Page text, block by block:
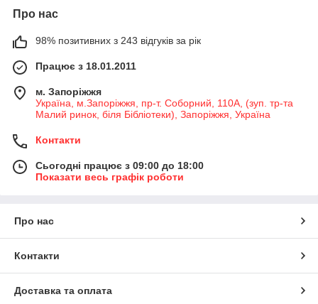
Про нас
98% позитивних з 243 відгуків за рік
Працює з 18.01.2011
м. Запоріжжя
Україна, м.Запоріжжя, пр-т. Соборний, 110А, (зуп. тр-та
Малий ринок, біля Бібліотеки), Запоріжжя, Україна
Контакти
Сьогодні працює з 09:00 до 18:00
Показати весь графік роботи
Про нас
Контакти
Доставка та оплата